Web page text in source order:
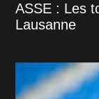
ASSE : Les
Lausanne